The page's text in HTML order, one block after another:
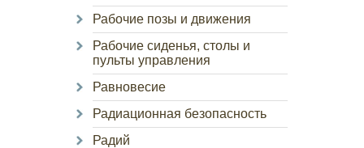
Рабочие позы и движения
Рабочие сиденья, столы и
пульты управления
Равновесие
Радиационная безопасность
Радий